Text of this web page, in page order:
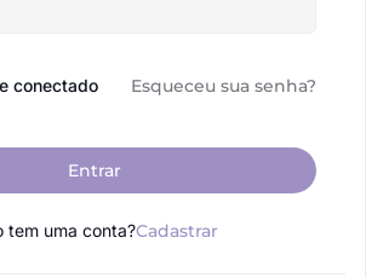
conectado Esqueceu sua senha?
Entrar
tem uma conta?Cadastrar